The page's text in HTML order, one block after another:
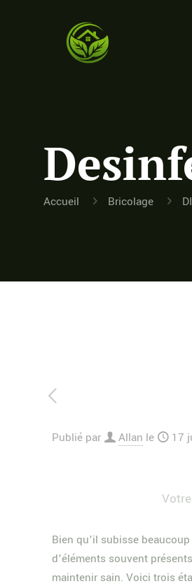
Accueil Bricolage
Publié par Allan le 17
Bien qu’il subisse
d’éléments souvent
maintenir sain. Voici trois